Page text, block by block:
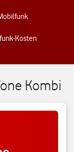
Kosten
Kombi